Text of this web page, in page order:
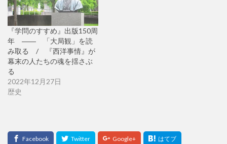
『学問のすすめ』出版150周
年 ―― 「大局観」を読
み取る / 『西洋事情』が
幕末の人たちの魂を揺さぶ
る
2022年12月27日
歴史